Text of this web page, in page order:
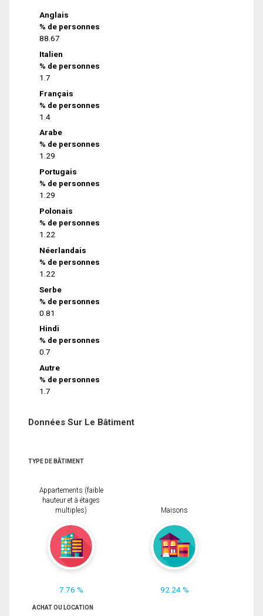
Anglais
% de personnes
88.67
Italien
% de personnes
1.7
Français
% de personnes
1.4
Arabe
% de personnes
1.29
Portugais
% de personnes
1.29
Polonais
% de personnes
1.22
Néerlandais
% de personnes
1.22
Serbe
% de personnes
0.81
Hindi
% de personnes
0.7
Autre
% de personnes
1.7
Données Sur Le Bâtiment
TYPE DE BÂTIMENT
Appartements (faible
hauteur et à étages
multiples)
7.76 %
Maisons
92.24 %
ACHAT OU LOCATION